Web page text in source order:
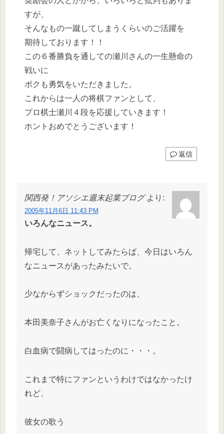
すが、
そんなもの一蹴してしまうくらいのご活躍を
期待しております！！
この６番勝負を通しての瀬川さんの一生懸命の
戦いに
ボクも勇気をいただきました。
これからは一人の将棋ファンとして、
プロ棋士瀬川４段を応援していきます！
ホントおめでとうございます！
返信
関西発！アソシエ週末起業ブログ より:
2005年11月6日 11:43 PM
いろんなニュース。
帰宅して、ネットしてみたらば、今日はいろん
なニュースがあったみたいで。
少なからずショックだったのは、
本田美奈子さんがお亡くなりになったこと。
白血病で闘病してはったのに・・・。
これまで特にファンというわけではなかったけ
れど、
彼女の歌う